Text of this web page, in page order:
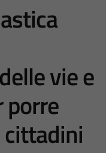
vie e
porre